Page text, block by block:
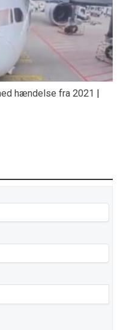
hændelse fra 2021 |